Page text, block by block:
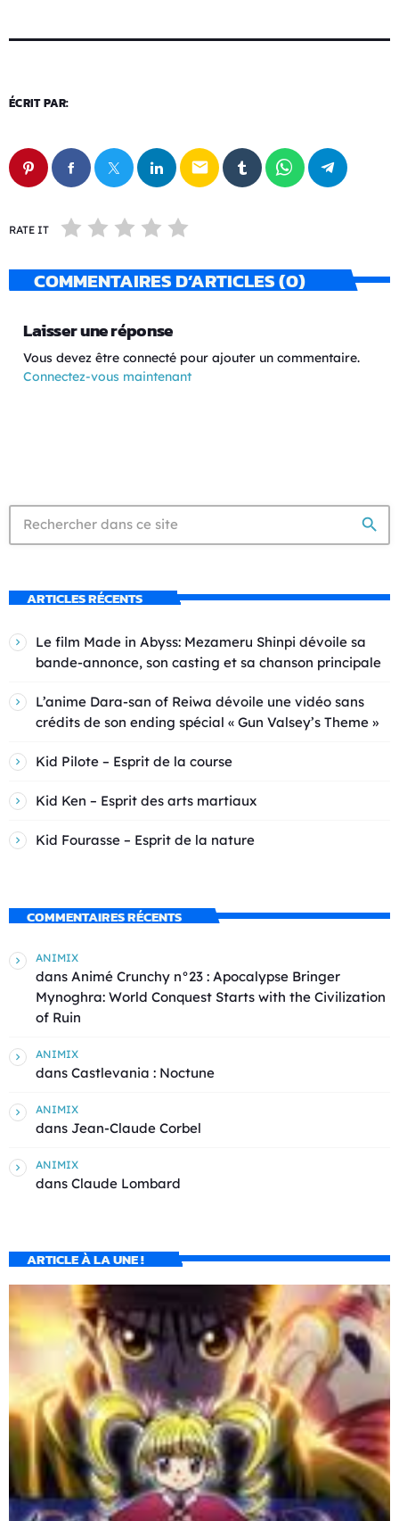
ÉCRIT PAR:
email
RATE IT
COMMENTAIRES D’ARTICLES (0)
Laisser une réponse
Vous devez être connecté pour ajouter un commentaire.
Connectez-vous maintenant
search
ARTICLES RÉCENTS
Le film Made in Abyss: Mezameru Shinpi dévoile sa
bande-annonce, son casting et sa chanson principale
L’anime Dara-san of Reiwa dévoile une vidéo sans
crédits de son ending spécial « Gun Valsey’s Theme »
Kid Pilote – Esprit de la course
Kid Ken – Esprit des arts martiaux
Kid Fourasse – Esprit de la nature
COMMENTAIRES RÉCENTS
ANIMIX
dans Animé Crunchy n°23 : Apocalypse Bringer
Mynoghra: World Conquest Starts with the Civilization
of Ruin
ANIMIX
dans Castlevania : Noctune
ANIMIX
dans Jean-Claude Corbel
ANIMIX
dans Claude Lombard
ARTICLE À LA UNE !